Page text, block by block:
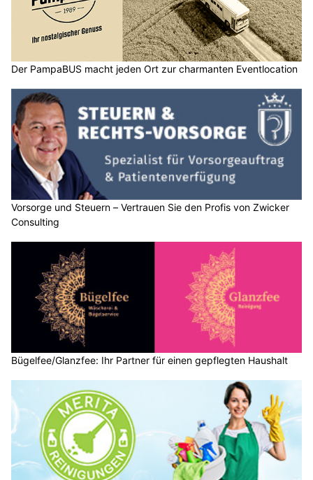
Der PampaBUS macht jeden Ort zur charmanten Eventlocation
Vorsorge und Steuern – Vertrauen Sie den Profis von Zwicker
Consulting
Bügelfee/Glanzfee: Ihr Partner für einen gepflegten Haushalt